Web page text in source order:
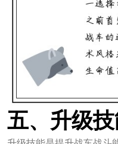
五、升级